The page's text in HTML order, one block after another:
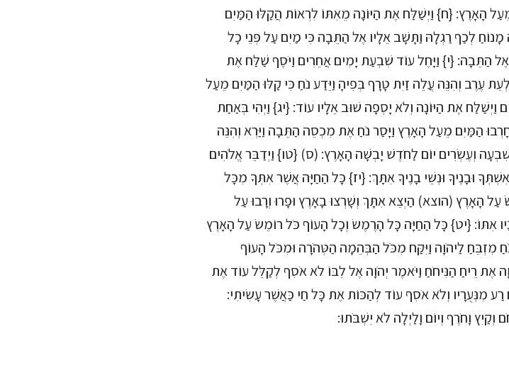
הָאָרֶץ: {ח} וַיְשַׁלַּח אֶת הַיּוֹנָה מֵאִתּוֹ לִרְאוֹת הֲקַלּוּ הַמַּיִם
לְכַף רַגְלָהּ וַתָּשָׁב אֵלָיו אֶל הַתֵּבָה כִּי מַיִם עַל פְּנֵי כָל
אֶל הַתֵּבָה: {י} וַיָּחֶל עוֹד שִׁבְעַת יָמִים אֲחֵרִים וַיֹּסֶף שַׁלַּח אֶת
עֶרֶב וְהִנֵּה עֲלֵה זַיִת טָרָף בְּפִיהָ וַיֵּדַע נֹחַ כִּי קַלּוּ הַמַּיִם מֵעַל
אֶת הַיּוֹנָה וְלֹא יָסְפָה שׁוּב אֵלָיו עוֹד: {יג} וַיְהִי בְּאַחַת
הַמַּיִם מֵעַל הָאָרֶץ וַיָּסַר נֹחַ אֶת מִכְסֵה הַתֵּבָה וַיַּרְא וְהִנֵּה
וְעֶשְׂרִים יוֹם לַחֹדֶשׁ יָבְשָׁה הָאָרֶץ: (ס) {טו} וַיְדַבֵּר אֱלֹהִים
וּבָנֶיךָ וּנְשֵׁי בָנֶיךָ אִתָּךְ: {יז} כָּל הַחַיָּה אֲשֶׁר אִתְּךָ מִכָּל
הָאָרֶץ (הוצא) הַיְצֵא אִתָּךְ וְשָׁרְצוּ בָאָרֶץ וּפָרוּ וְרָבוּ עַל
אִתּוֹ: {יט} כָּל הַחַיָּה כָּל הָרֶמֶשׂ וְכָל הָעוֹף כֹּל רוֹמֵשׂ עַל הָאָרֶץ
מִזְבֵּחַ לַיהֹוָה וַיִּקַּח מִכֹּל הַבְּהֵמָה הַטְּהֹרָה וּמִכֹּל הָעוֹף
אֶת רֵיחַ הַנִּיחֹחַ וַיֹּאמֶר יְהֹוָה אֶל לִבּוֹ לֹא אֹסִף לְקַלֵּל עוֹד אֶת
מִנְּעֻרָיו וְלֹא אֹסִף עוֹד לְהַכּוֹת אֶת כָּל חַי כַּאֲשֶׁר עָשִׂיתִי:
וָחֹרֶף וְיוֹם וָלַיְלָה לֹא יִשְׁבֹּתוּ: